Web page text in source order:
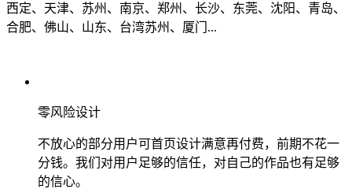
西定、天津、苏州、南京、郑州、长沙、东莞、沈阳、青岛、
合肥、佛山、山东、台湾苏州、厦门...
零风险设计
不放心的部分用户可首页设计满意再付费，前期不花一
分钱。我们对用户足够的信任，对自己的作品也有足够
的信心。